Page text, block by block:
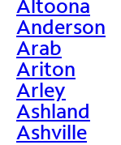
Altoona
Anderson
Arab
Ariton
Arley
Ashland
Ashville